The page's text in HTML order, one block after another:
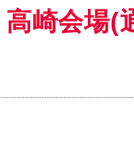
崎会場(